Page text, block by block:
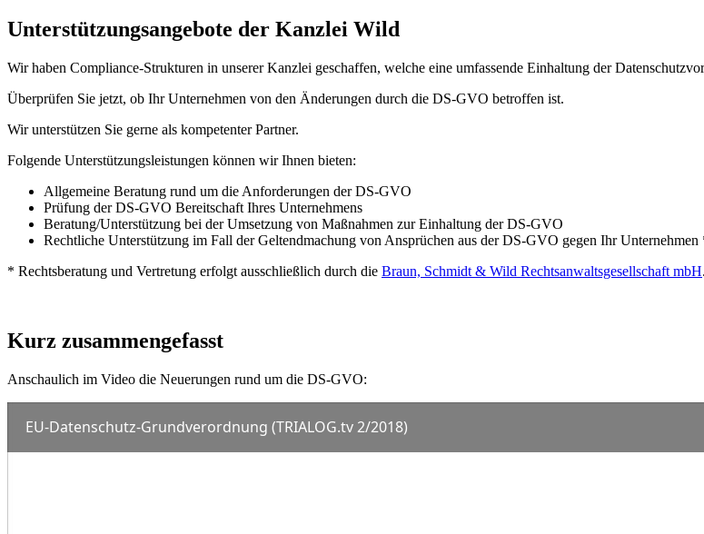
Unterstützungsangebote der Kanzlei Wild
Wir haben Compliance-Strukturen in unserer Kanzlei geschaffen, welche eine umfassende Einhaltung der
Überprüfen Sie jetzt, ob Ihr Unternehmen von den Änderungen durch die DS-GVO betroffen ist.
Wir unterstützen Sie gerne als kompetenter Partner.
Folgende Unterstützungsleistungen können wir Ihnen bieten:
Allgemeine Beratung rund um die Anforderungen der DS-GVO
Prüfung der DS-GVO Bereitschaft Ihres Unternehmens
Beratung/Unterstützung bei der Umsetzung von Maßnahmen zur Einhaltung der DS-GVO
Rechtliche Unterstützung im Fall der Geltendmachung von Ansprüchen aus der DS-GVO gegen Ihr Unternehmen
* Rechtsberatung und Vertretung erfolgt ausschließlich durch die Braun, Schmidt & Wild Rechtsanwaltsgesellschaft mbH.
Kurz zusammengefasst
Anschaulich im Video die Neuerungen rund um die DS-GVO:
EU-Datenschutz-Grundverordnung (TRIALOG.tv 2/2018)